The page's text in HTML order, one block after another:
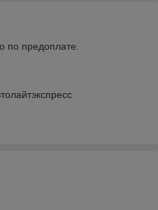
по предоплате.